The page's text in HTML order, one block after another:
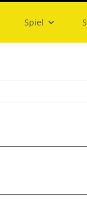
Spiel